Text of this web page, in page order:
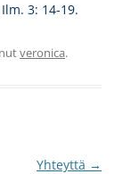
3: 14-19.
veronica.
Yhteyttä →